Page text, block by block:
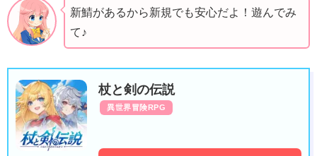
新鯖があるから新規でも安心だよ！遊んでみ
て♪
杖と剣の伝説
異世界冒険RPG